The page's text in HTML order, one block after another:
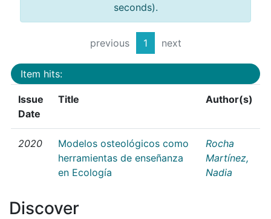
seconds).
previous 1 next
Item hits:
Issue
Date
Title Author(s)
2020
Modelos osteológicos como
herramientas de enseñanza
en Ecología
Rocha
Martínez,
Nadia
Discover